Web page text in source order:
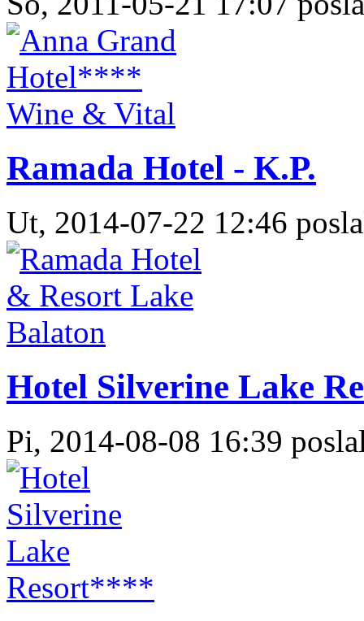
Ramada Hotel - K.P.
Ut, 2014-07-22 12:46
Hotel Silverine Lake
Pi, 2014-08-08 16:39